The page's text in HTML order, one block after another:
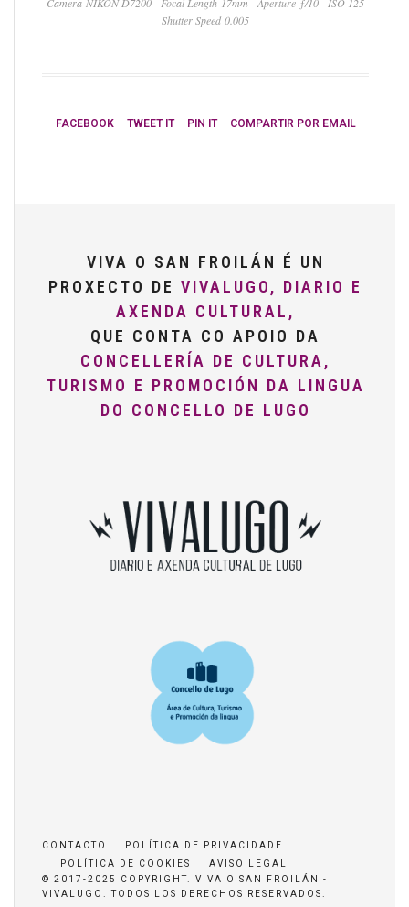
Shutter Speed 0.005
FACEBOOK TWEET IT PIN IT COMPARTIR POR EMAIL
VIVA O SAN FROILÁN É UN
PROXECTO DE VIVALUGO, DIARIO E
AXENDA CULTURAL,
QUE CONTA CO APOIO DA
CONCELLERÍA DE CULTURA,
TURISMO E PROMOCIÓN DA LINGUA
DO CONCELLO DE LUGO
CONTACTO
POLÍTICA DE PRIVACIDADE
POLÍTICA DE COOKIES
AVISO LEGAL
© 2017-2025 COPYRIGHT. VIVA O SAN FROILÁN -
VIVALUGO. TODOS LOS DERECHOS RESERVADOS.